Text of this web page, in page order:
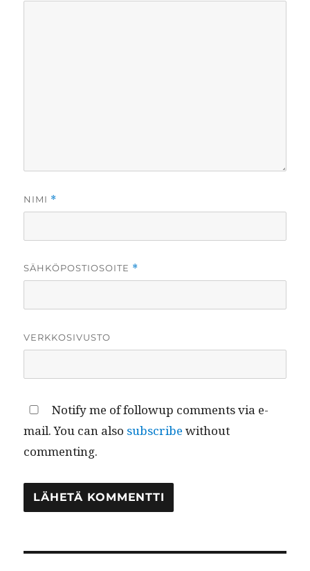
NIMI *
SÄHKÖPOSTIOSOITE *
VERKKOSIVUSTO
Notify me of followup comments via e-
mail. You can also subscribe without
commenting.